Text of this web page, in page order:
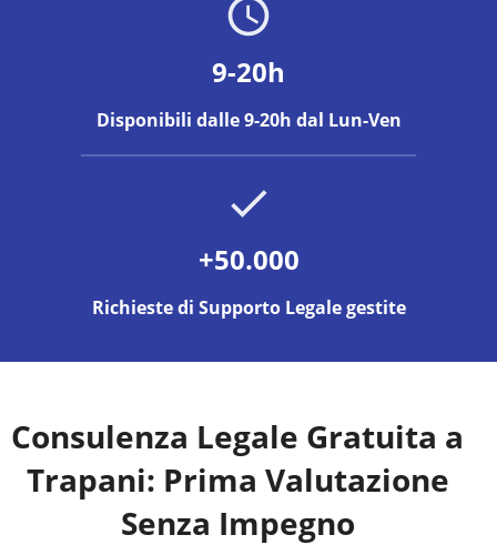
9-20h
Disponibili dalle 9-20h dal Lun-Ven
+50.000
Richieste di Supporto Legale gestite
Consulenza Legale Gratuita a
Trapani: Prima Valutazione
Senza Impegno